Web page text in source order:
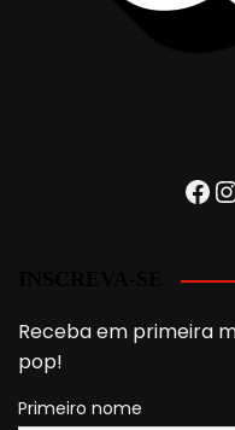
Receba em primeira
pop!
Primeiro nome